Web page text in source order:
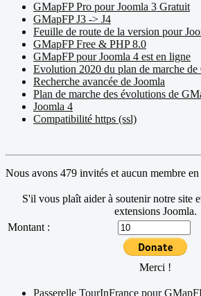
GMapFP Pro pour Joomla 3 Gratuit
GMapFP J3 -> J4
Feuille de route de la version pour
GMapFP Free & PHP 8.0
GMapFP pour Joomla 4 est en ligne
Evolution 2020 du plan de marche
Recherche avancée de Joomla
Plan de marche des évolutions de
Joomla 4
Compatibilité https (ssl)
Nous avons 479 invités et aucun membre
S'il vous plaît aider à soutenir notre site
extensions Joomla.
Montant :
Merci !
Passerelle TourInFrance pour